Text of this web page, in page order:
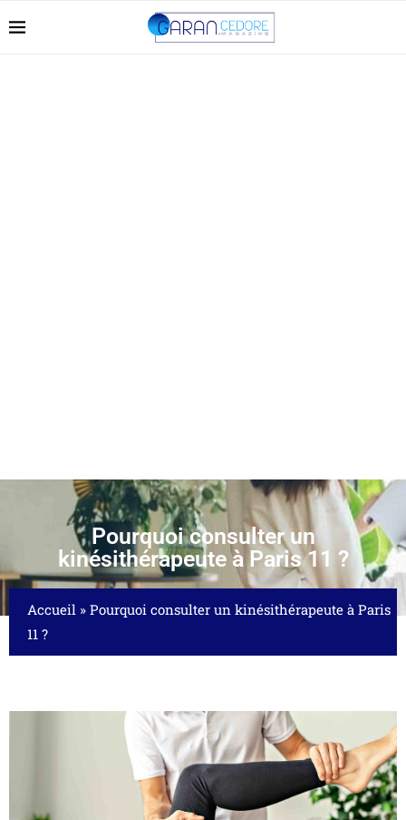
Pourquoi consulter un
kinésithérapeute à Paris 11 ?
Accueil » Pourquoi consulter un kinésithérapeute à Paris
11 ?